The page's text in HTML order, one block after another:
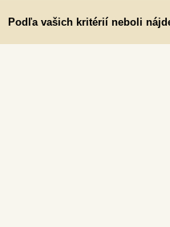
Podľa vašich kritérií neboli